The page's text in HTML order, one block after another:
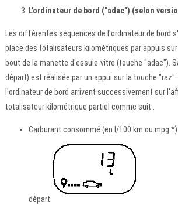
L'ordinateur de bord ("adac") (selon
Les différentes séquences de l'ordinateur de bord
place des totalisateurs kilométriques par appuis
bout de la manette d'essuie-vitre (touche "adac").
départ) est réalisée par un appui sur la touche
l'ordinateur de bord arrivent successivement sur
totalisateur kilométrique partiel comme suit :
Carburant consommé (en l/100 km ou mpg
départ.